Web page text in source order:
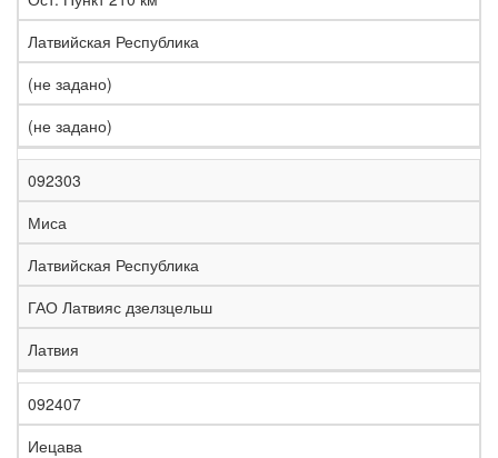
Латвийская Республика
(не задано)
(не задано)
092303
Миса
Латвийская Республика
ГАО Латвияс дзелзцельш
Латвия
092407
Иецава